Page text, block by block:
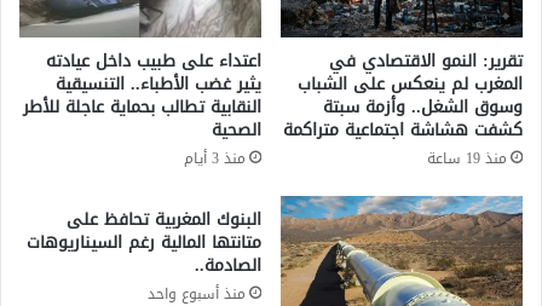
ا
ل
د
و
ل
ي
ا
ل
م
غ
ر
ب
ا
ل
و
ظ
ي
ف
ي
ل
إ
ي
ق
ا
تقرير: النمو الاقتصادي في
المغرب لم ينعكس على الشباب
وسوق الشغل.. وأزمة سبتة
كشفت هشاشة اجتماعية متراكمة
منذ 19 ساعة
اعتداء على طبيب داخل عيادته
يثير غضب الأطباء.. التنسيقية
النقابية تطالب بحماية عاجلة للأطر
الصحية
منذ 3 أيام
البنوك المغربية تحافظ على
متانتها المالية رغم السيناريوهات
الصادمة..
منذ أسبوع واحد